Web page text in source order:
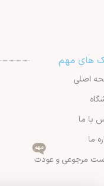
های مهم
اصلی
با ما
ما
مرجوعی و عودت
مهم